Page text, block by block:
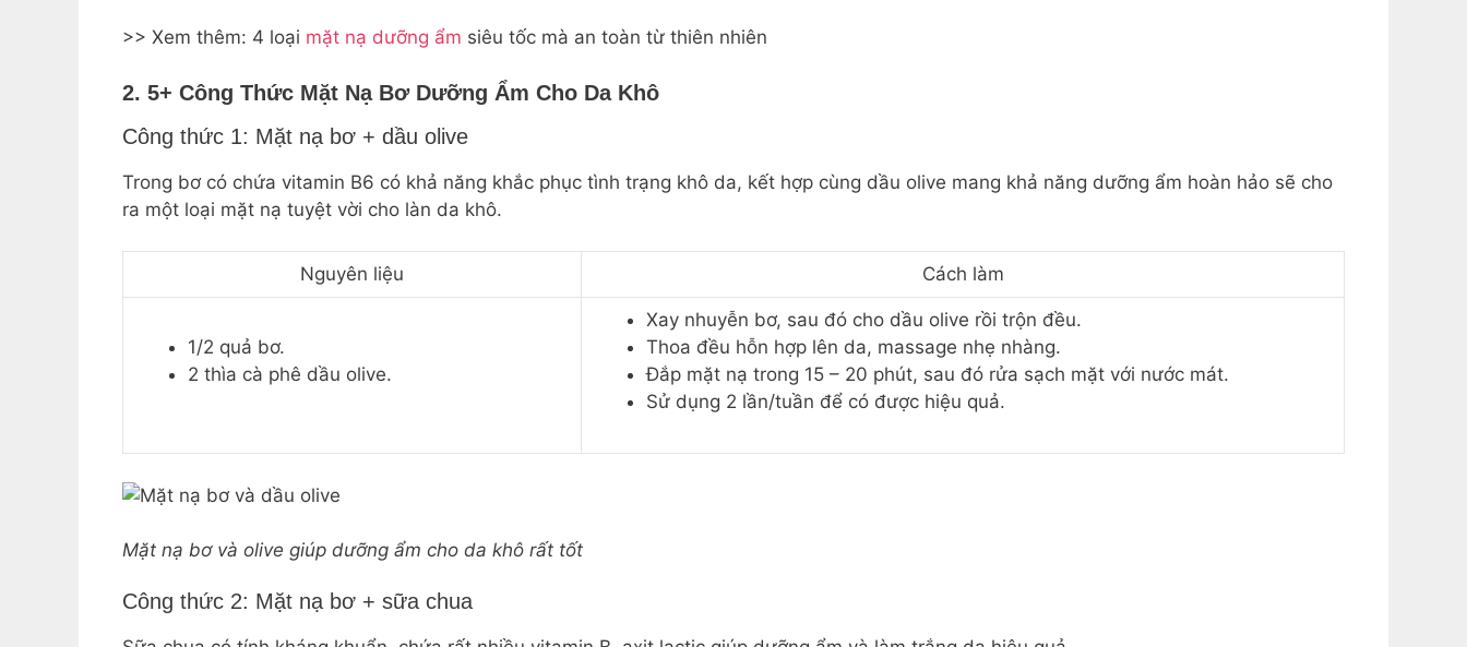
>> Xem thêm: 4 loại mặt nạ dưỡng ẩm siêu tốc mà an toàn từ thiên nhiên
2. 5+ Công Thức Mặt Nạ Bơ Dưỡng Ẩm Cho Da Khô
Công thức 1: Mặt nạ bơ + dầu olive
Trong bơ có chứa vitamin B6 có khả năng khắc phục tình trạng khô da, kết hợp cùng dầu olive mang khả năng dưỡng ẩm hoàn hảo sẽ cho
ra một loại mặt nạ tuyệt vời cho làn da khô.
Nguyên liệu Cách làm
1/2 quả bơ.
2 thìa cà phê dầu olive.
Xay nhuyễn bơ, sau đó cho dầu olive rồi trộn đều.
Thoa đều hỗn hợp lên da, massage nhẹ nhàng.
Đắp mặt nạ trong 15 – 20 phút, sau đó rửa sạch mặt với nước mát.
Sử dụng 2 lần/tuần để có được hiệu quả.
Mặt nạ bơ và olive giúp dưỡng ẩm cho da khô rất tốt
Công thức 2: Mặt nạ bơ + sữa chua